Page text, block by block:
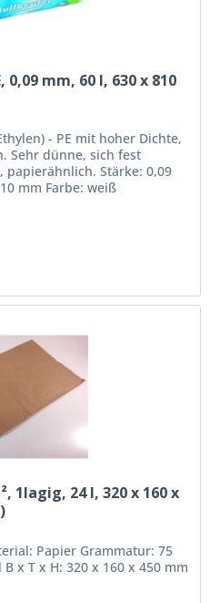
0,09 mm, 60 l, 630 x 810
- PE mit hoher Dichte,
Sehr dünne, sich fest
papierähnlich. Stärke: 0,09
mm Farbe: weiß
1lagig, 24 l, 320 x 160 x
Papier Grammatur: 75
x T x H: 320 x 160 x 450 mm